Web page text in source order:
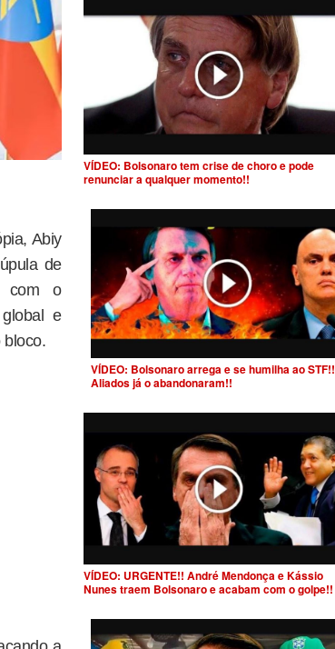
Abiy
de
com o
e
bloco.
VÍDEO: Bolsonaro tem crise de choro e pode
renunciar a qualquer momento!!
VÍDEO: Bolsonaro arrega e se humilha ao STF!!
Aliados já o abandonaram!!
VÍDEO: URGENTE!! André Mendonça e Kássio
Nunes traem Bolsonaro e acabam com o golpe!!